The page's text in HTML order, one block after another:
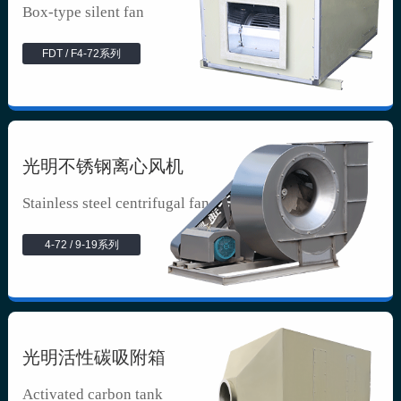
Box-type silent fan
FDT / F4-72系列
光明不锈钢离心风机
Stainless steel centrifugal fan
4-72 / 9-19系列
光明活性碳吸附箱
Activated carbon tank